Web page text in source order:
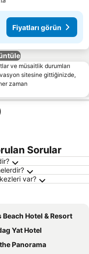
Fiyatları görün
ve müsaitlik durumları
sitesine gittiğinizde,
zaman
Sorular
var?
Beach Hotel & Resort
Yat Hotel
Panorama